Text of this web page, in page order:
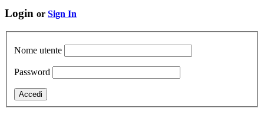
Login or Sign In
Nome utente
Password